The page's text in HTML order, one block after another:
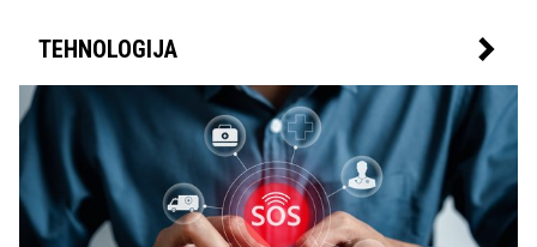
TEHNOLOGIJA